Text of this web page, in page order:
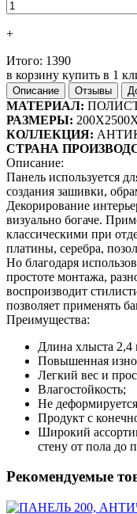
+
Итого: 1390
в корзину купить в 1
Описание Отзывы
МАТЕРИАЛ:
РАЗМЕРЫ:
КОЛЛЕКЦИЯ:
СТРАНА
Описание:
Панель используется
создания зашивки,
Декорирование
визуально богаче.
классическими при
платины, серебра,
Но благодаря
простоте монтажа,
воспроизводит
позволяет применять
Преимущества:
Длина хлыста 2,4
Повышенная
Легкий вес и
Влагостойкость;
Не
Продукт с
Широкий
стену от пола до
Рекомендуемые